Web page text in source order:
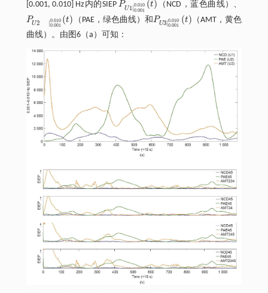
[0.001, 0.010] Hz内的SIEPPU1|0.010
0.001
(t)
PU1|0.0010.010(t)
（NCD，蓝色曲线）、
PU2 |0.010
0.001
(t)
PU2 |0.0010.010(t )
（PAE，绿色曲线）和PU3|0.010
0.001
(t)
PU3|0.001 0.010(t)
（AMT，黄色
曲线）。由图6（a）可知：